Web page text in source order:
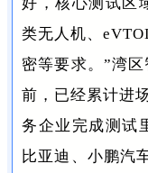
类无人机、
密等要求。”湾
前，已经累计进
务企业完成测试
比亚迪、小鹏汽